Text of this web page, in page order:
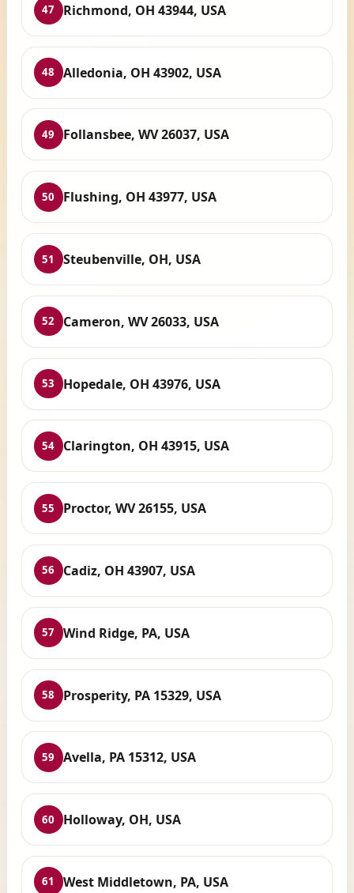
47 Richmond, OH 43944, USA
48 Alledonia, OH 43902, USA
49 Follansbee, WV 26037, USA
50 Flushing, OH 43977, USA
51 Steubenville, OH, USA
52 Cameron, WV 26033, USA
53 Hopedale, OH 43976, USA
54 Clarington, OH 43915, USA
55 Proctor, WV 26155, USA
56 Cadiz, OH 43907, USA
57 Wind Ridge, PA, USA
58 Prosperity, PA 15329, USA
59 Avella, PA 15312, USA
60 Holloway, OH, USA
61 West Middletown, PA, USA